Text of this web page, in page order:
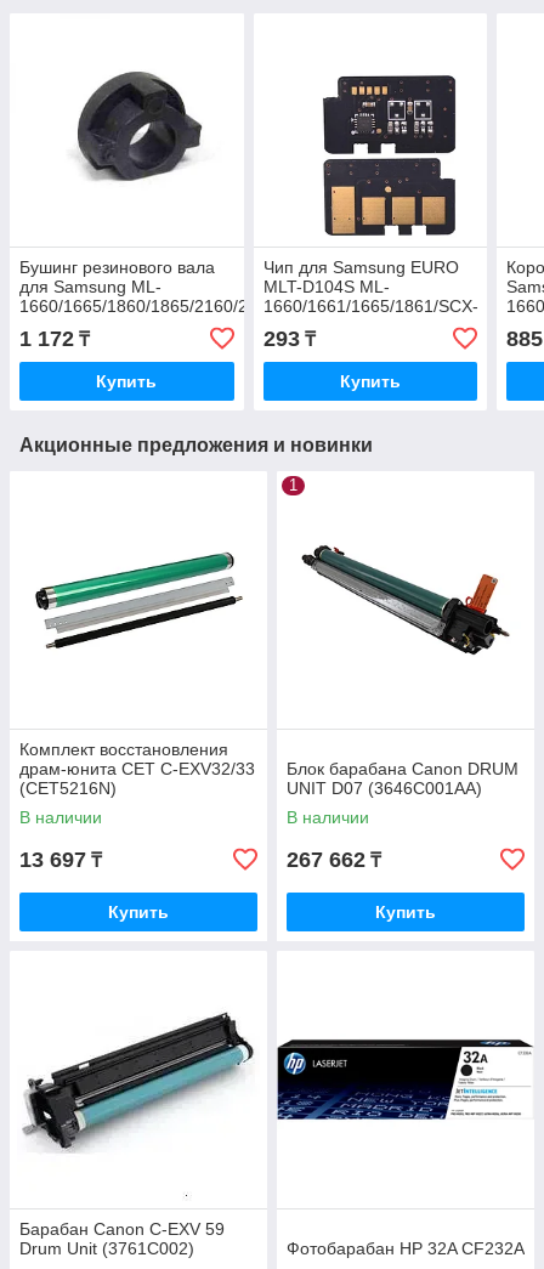
Бушинг резинового вала
для Samsung ML-
1660/1665/1860/1865/2160/2165/SCX-
3200/3205/3400/3405
(JC61-03756A) 2 шт
1 172 ₸
Купить
Чип для Samsung EURO
MLT-D104S ML-
1660/1661/1665/1861/SCX-
3200/3205 (1.5K)
293₸
Купить
885
Акционные предложения и новинки
Комплект восстановления
драм-юнита CET C-EXV32/33
(CET5216N)
В наличии
13 697 ₸
Купить
1
Блок барабана Canon DRUM
UNIT D07 (3646C001AA)
В наличии
267 662 ₸
Купить
Барабан Canon C-EXV 59
Drum Unit (3761C002)
Фотобарабан HP 32A CF232A